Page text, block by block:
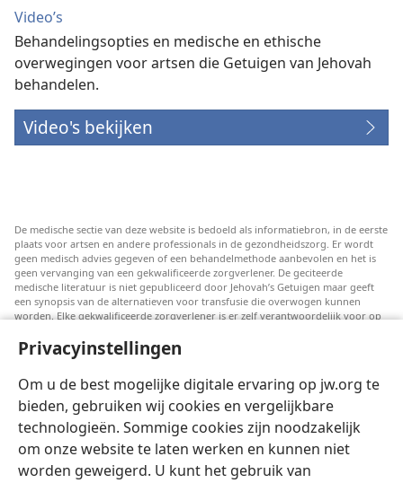
Privacyinstellingen
Om u de best mogelijke digitale ervaring op jw.org te
bieden, gebruiken wij cookies en vergelijkbare
technologieën. Sommige cookies zijn noodzakelijk
om onze website te laten werken en kunnen niet
worden geweigerd. U kunt het gebruik van
Video’s
Behandelingsopties en medische en ethische
overwegingen voor artsen die Getuigen van Jehovah
behandelen.
Video's bekijken
De medische sectie van deze website is bedoeld als informatiebron, in de eerste
plaats voor artsen en andere professionals in de gezondheidszorg. Er wordt
geen medisch advies gegeven of een behandelmethode aanbevolen en het is
geen vervanging van een gekwalificeerde zorgverlener. De geciteerde
medische literatuur is niet gepubliceerd door Jehovah’s Getuigen maar geeft
een synopsis van de alternatieven voor transfusie die overwogen kunnen
worden. Elke gekwalificeerde zorgverlener is er zelf verantwoordelijk voor op
bespreken en patiënten te helpen om keuzes te maken die passen bij hun
medische conditie en overeenstemmen met hun wensen, normen en waarden
acceptabel voor alle patiënten.
Patiënten: Raadpleeg in verband met aandoeningen of behandelingen altijd
uw huisarts of een andere gekwalificeerde medische professional. Ga naar een
dokter als u vermoedt dat u ziek bent.
Door deze website te gebruiken stemt u in met de gebruiksvoorwaarden.